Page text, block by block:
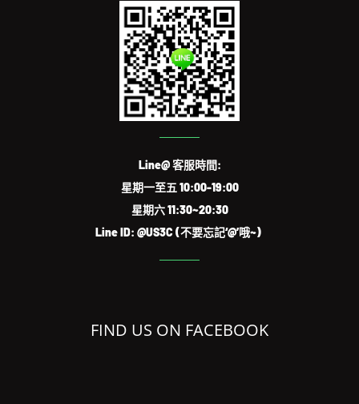
Line@ 客服時間:
星期一至五 10:00-19:00
星期六 11:30~20:30
Line ID: @US3C (不要忘記‘@’哦~)
FIND US ON FACEBOOK